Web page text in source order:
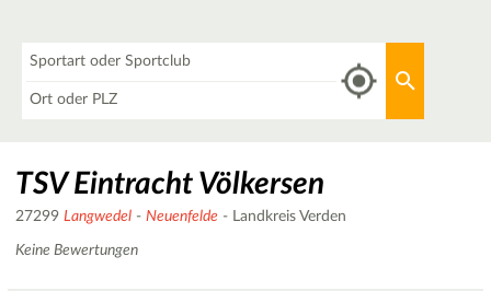
TSV Eintracht Völkersen
27299 Langwedel - Neuenfelde - Landkreis Verden
Keine Bewertungen